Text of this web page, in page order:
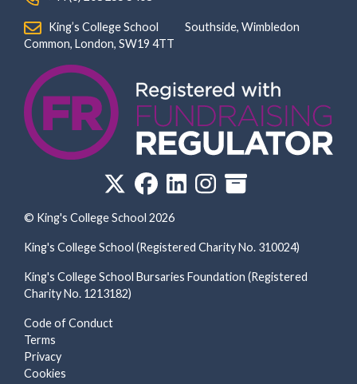
‎Common, London‎‏‏‎, ‎SW19 4TT
© King's College School 2026
King's College School (Registered Charity No. 310024)
King's College School Bursaries Foundation (Registered
Charity No. 1213182)
Code of Conduct
Terms
Privacy
Cookies